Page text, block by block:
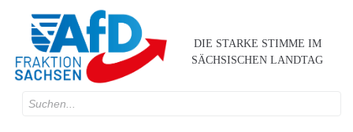
DIE STARKE STIMME IM
SÄCHSISCHEN LANDTAG